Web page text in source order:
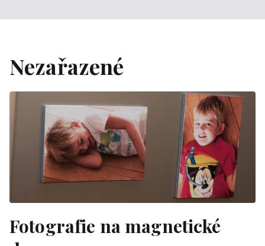
Nezařazené
Fotografie na magnetické